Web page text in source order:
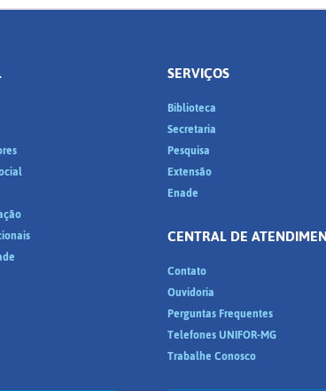
SERVIÇOS
Biblioteca
Secretaria
Pesquisa
Extensão
Enade
CENTRAL DE
Contato
Ouvidoria
Perguntas Frequentes
Telefones UNIFOR-MG
Trabalhe Conosco